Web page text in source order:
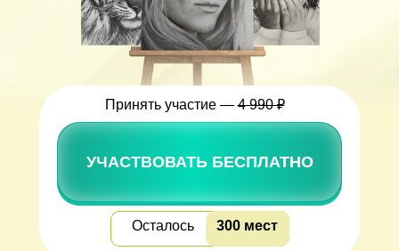
300 мест
Осталось
Принять участие —4 990 ₽
УЧАСТВОВАТЬ БЕСПЛАТНО